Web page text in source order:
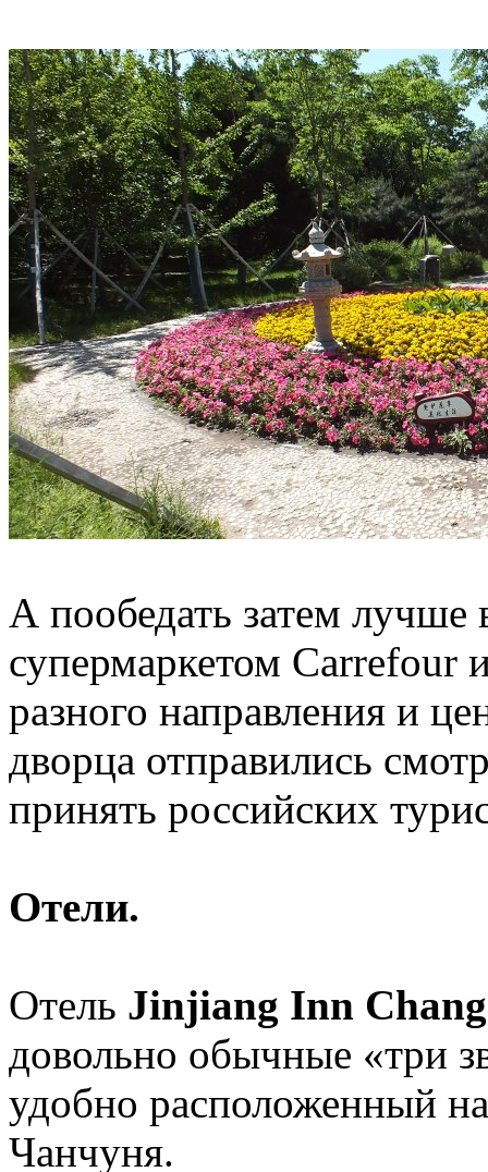
А пообедать затем лучше
супермаркетом Carrefour
разного направления и
дворца отправились
принять российских
Отели.
Отель Jinjiang Inn
довольно обычные «три
удобно расположенный
Чанчуня.